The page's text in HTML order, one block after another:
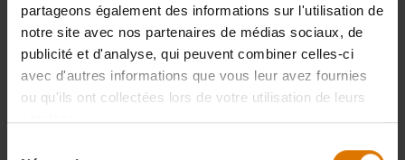
partageons également des informations sur l'utilisation de
notre site avec nos partenaires de médias sociaux, de
publicité et d'analyse, qui peuvent combiner celles-ci
avec d'autres informations que vous leur avez fournies
ou qu'ils ont collectées lors de votre utilisation de leurs
services.